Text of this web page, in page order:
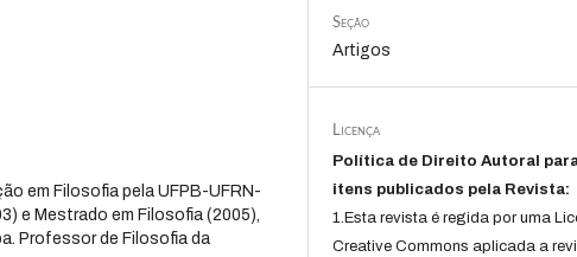
em Filosofia pela UFPB-UFRN-
e Mestrado em Filosofia (2005),
Professor de Filosofia da
Seção
Artigos
Licença
Política de Direito Autoral
itens publicados pela Revista:
1.Esta revista é regida por uma
Creative Commons aplicada a